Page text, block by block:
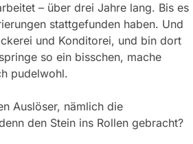
– über drei Jahre lang. Bis es
stattgefunden haben. Und
und Konditorei, und bin dort
so ein bisschen, mache
pudelwohl.
Auslöser, nämlich die
den Stein ins Rollen gebracht?